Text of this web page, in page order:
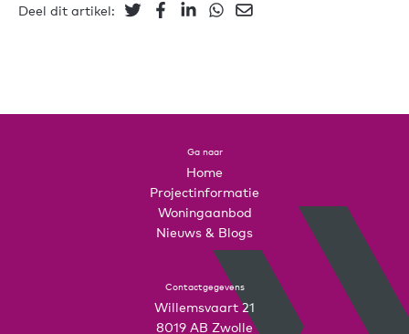
Deel dit artikel:
Ga naar
Home
Projectinformatie
Woningaanbod
Nieuws & Blogs
Contactgegevens
Willemsvaart 21
8019 AB Zwolle